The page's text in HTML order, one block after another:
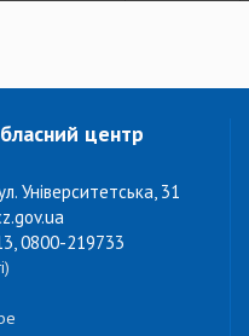
центр
Університетська, 31
0800-219733